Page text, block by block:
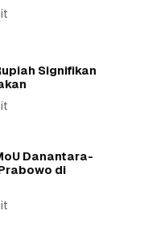
Signifikan
Danantara-
di